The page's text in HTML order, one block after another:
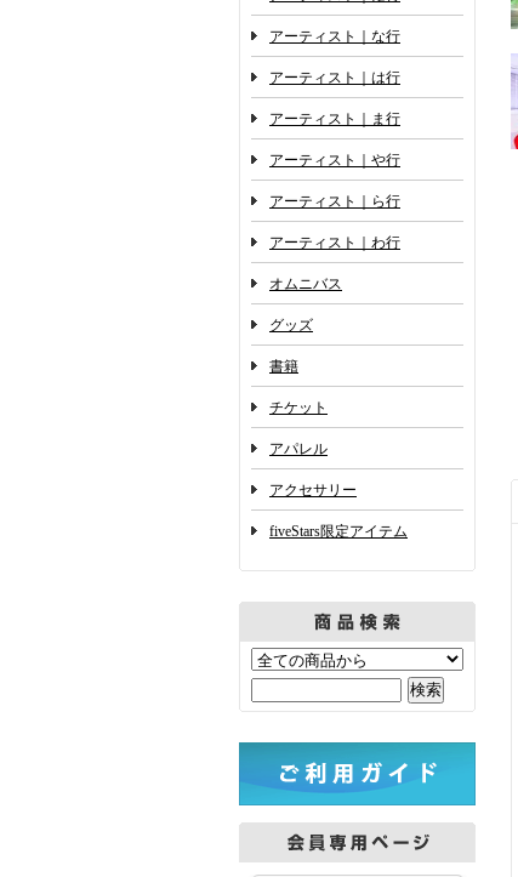
アーティスト｜な行
アーティスト｜は行
アーティスト｜ま行
アーティスト｜や行
アーティスト｜ら行
アーティスト｜わ行
オムニバス
グッズ
書籍
チケット
アパレル
アクセサリー
fiveStars限定アイテム